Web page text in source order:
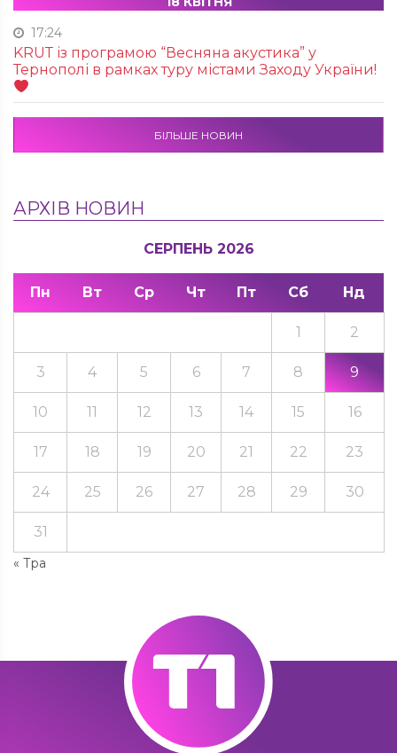
17:24
KRUТ із програмою “Весняна акустика” у
Тернополі в рамках туру містами Заходу України!
БІЛЬШЕ НОВИН
АРХІВ НОВИН
СЕРПЕНЬ 2026
Пн Вт Ср Чт Пт Сб Нд
« Тра
1 2
3 4 5 6 7 8 9
10 11 12 13 14 15 16
17 18 19 20 21 22 23
24 25 26 27 28 29 30
31